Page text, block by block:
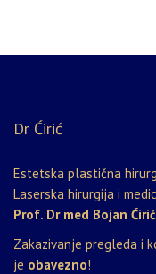
Dr Ćirić
Estetska plastična
Laserska hirurgija i
Prof. Dr med Bojan Ćirić
Zakazivanje pregleda i
je obavezno!